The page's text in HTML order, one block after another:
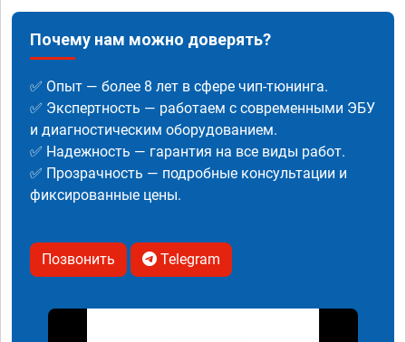
Почему нам можно доверять?
✅ Опыт — более 8 лет в сфере чип-тюнинга.
✅ Экспертность — работаем с современными ЭБУ
и диагностическим оборудованием.
✅ Надежность — гарантия на все виды работ.
✅ Прозрачность — подробные консультации и
фиксированные цены.
Позвонить Telegram